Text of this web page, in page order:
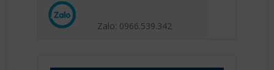
Zalo: 0966.539.342